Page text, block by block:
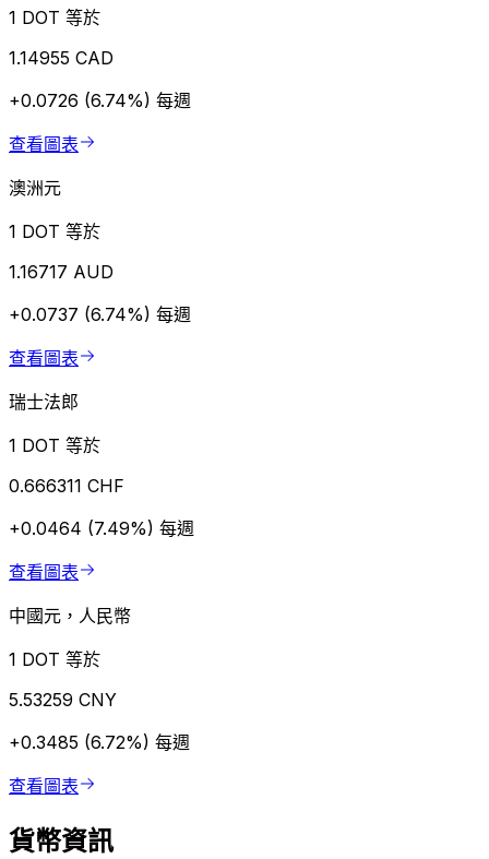
1 DOT 等於
1.14955 CAD
+0.0726 (6.74%) 每週
查看圖表
澳洲元
1 DOT 等於
1.16717 AUD
+0.0737 (6.74%) 每週
查看圖表
瑞士法郎
1 DOT 等於
0.666311 CHF
+0.0464 (7.49%) 每週
查看圖表
中國元，人民幣
1 DOT 等於
5.53259 CNY
+0.3485 (6.72%) 每週
查看圖表
貨幣資訊